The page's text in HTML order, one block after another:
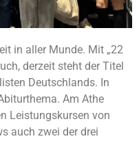
in aller Munde. Mit „22
derzeit steht der Titel
Deutschlands. In
Am Athe
Leistungskursen von
auch zwei der drei